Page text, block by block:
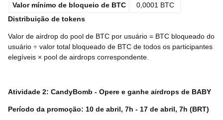
Valor mínimo de bloqueio de BTC
0,0001 BTC
Distribuição de tokens
Valor de airdrop do pool de BTC por usuário = BTC bloqueado do
usuário ÷ valor total bloqueado de BTC de todos os participantes
elegíveis × pool de airdrops correspondente.
Atividade 2: CandyBomb - Opere e ganhe airdrops de BABY
Período da promoção: 10 de abril, 7h - 17 de abril, 7h (BRT)